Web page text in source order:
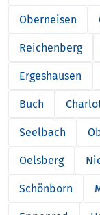
Oberneisen
Reichenberg
Ergeshausen
Buch
Seelbach
Oelsberg
Schönborn